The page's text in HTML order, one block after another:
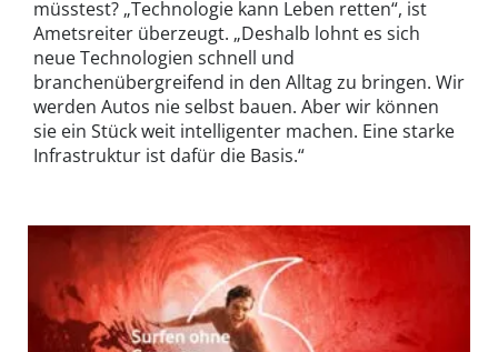
müsstest? „Technologie kann Leben retten“, ist
Ametsreiter überzeugt. „Deshalb lohnt es sich
neue Technologien schnell und
branchenübergreifend in den Alltag zu bringen. Wir
werden Autos nie selbst bauen. Aber wir können
sie ein Stück weit intelligenter machen. Eine starke
Infrastruktur ist dafür die Basis.“